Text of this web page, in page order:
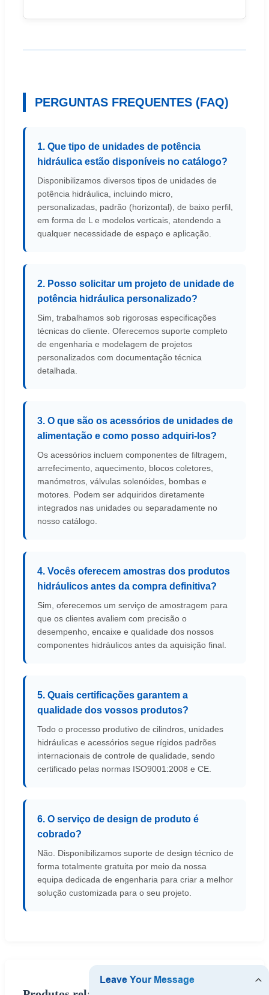
PERGUNTAS FREQUENTES (FAQ)
1. Que tipo de unidades de potência
hidráulica estão disponíveis no catálogo?
Disponibilizamos diversos tipos de unidades de
potência hidráulica, incluindo micro,
personalizadas, padrão (horizontal), de baixo perfil,
em forma de L e modelos verticais, atendendo a
qualquer necessidade de espaço e aplicação.
2. Posso solicitar um projeto de unidade de
potência hidráulica personalizado?
Sim, trabalhamos sob rigorosas especificações
técnicas do cliente. Oferecemos suporte completo
de engenharia e modelagem de projetos
personalizados com documentação técnica
detalhada.
3. O que são os acessórios de unidades de
alimentação e como posso adquiri-los?
Os acessórios incluem componentes de filtragem,
arrefecimento, aquecimento, blocos coletores,
manómetros, válvulas solenóides, bombas e
motores. Podem ser adquiridos diretamente
integrados nas unidades ou separadamente no
nosso catálogo.
4. Vocês oferecem amostras dos produtos
hidráulicos antes da compra definitiva?
Sim, oferecemos um serviço de amostragem para
que os clientes avaliem com precisão o
desempenho, encaixe e qualidade dos nossos
componentes hidráulicos antes da aquisição final.
5. Quais certificações garantem a
qualidade dos vossos produtos?
Todo o processo produtivo de cilindros, unidades
hidráulicas e acessórios segue rígidos padrões
internacionais de controle de qualidade, sendo
certificado pelas normas ISO9001:2008 e CE.
6. O serviço de design de produto é
cobrado?
Não. Disponibilizamos suporte de design técnico de
forma totalmente gratuita por meio da nossa
equipa dedicada de engenharia para criar a melhor
solução customizada para o seu projeto.